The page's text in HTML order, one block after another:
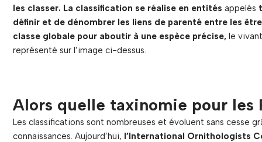
les classer. La classification se réalise en entités appelés
définir et de dénombrer les liens de parenté entre les
classe globale pour aboutir à une espèce précise, le
représenté sur l’image ci-dessus.
Alors quelle taxinomie pour les
Les classifications sont nombreuses et évoluent sans cesse
connaissances. Aujourd’hui, l’International Ornithologists